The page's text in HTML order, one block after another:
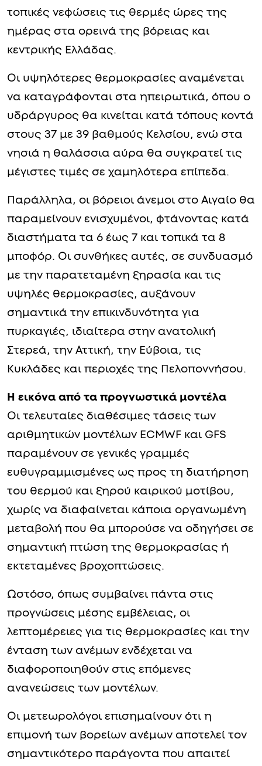
τοπικές νεφώσεις τις θερμές ώρες της
ημέρας στα ορεινά της βόρειας και
κεντρικής Ελλάδας.
Οι υψηλότερες θερμοκρασίες αναμένεται
να καταγράφονται στα ηπειρωτικά, όπου ο
υδράργυρος θα κινείται κατά τόπους κοντά
στους 37 με 39 βαθμούς Κελσίου, ενώ στα
νησιά η θαλάσσια αύρα θα συγκρατεί τις
μέγιστες τιμές σε χαμηλότερα επίπεδα.
Παράλληλα, οι βόρειοι άνεμοι στο Αιγαίο θα
παραμείνουν ενισχυμένοι, φτάνοντας κατά
διαστήματα τα 6 έως 7 και τοπικά τα 8
μποφόρ. Οι συνθήκες αυτές, σε συνδυασμό
με την παρατεταμένη ξηρασία και τις
υψηλές θερμοκρασίες, αυξάνουν
σημαντικά την επικινδυνότητα για
πυρκαγιές, ιδιαίτερα στην ανατολική
Στερεά, την Αττική, την Εύβοια, τις
Κυκλάδες και περιοχές της Πελοποννήσου.
Η εικόνα από τα προγνωστικά μοντέλα
Οι τελευταίες διαθέσιμες τάσεις των
αριθμητικών μοντέλων ECMWF και GFS
παραμένουν σε γενικές γραμμές
ευθυγραμμισμένες ως προς τη διατήρηση
του θερμού και ξηρού καιρικού μοτίβου,
χωρίς να διαφαίνεται κάποια οργανωμένη
μεταβολή που θα μπορούσε να οδηγήσει σε
σημαντική πτώση της θερμοκρασίας ή
εκτεταμένες βροχοπτώσεις.
Ωστόσο, όπως συμβαίνει πάντα στις
προγνώσεις μέσης εμβέλειας, οι
λεπτομέρειες για τις θερμοκρασίες και την
ένταση των ανέμων ενδέχεται να
διαφοροποιηθούν στις επόμενες
ανανεώσεις των μοντέλων.
Οι μετεωρολόγοι επισημαίνουν ότι η
επιμονή των βορείων ανέμων αποτελεί τον
σημαντικότερο παράγοντα που απαιτεί